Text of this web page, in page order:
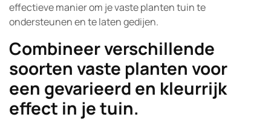
effectieve manier om je vaste planten tuin te
ondersteunen en te laten gedijen.
Combineer verschillende
soorten vaste planten voor
een gevarieerd en kleurrijk
effect in je tuin.